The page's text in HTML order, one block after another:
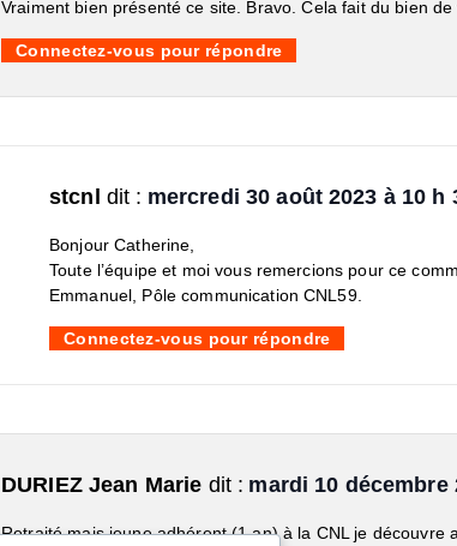
Vraiment bien présenté ce site. Bravo. Cela fait du bien
Connectez-vous pour répondre
stcnl dit : mercredi 30 août 2023 à 10 h
Bonjour Catherine,
Toute l’équipe et moi vous remercions pour ce
Emmanuel, Pôle communication CNL59.
Connectez-vous pour répondre
DURIEZ Jean Marie dit : mardi 10 décembre
Retraité mais jeune adhérent (1 an) à la CNL je découvre